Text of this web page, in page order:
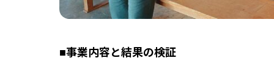
■事業内容と結果の検証